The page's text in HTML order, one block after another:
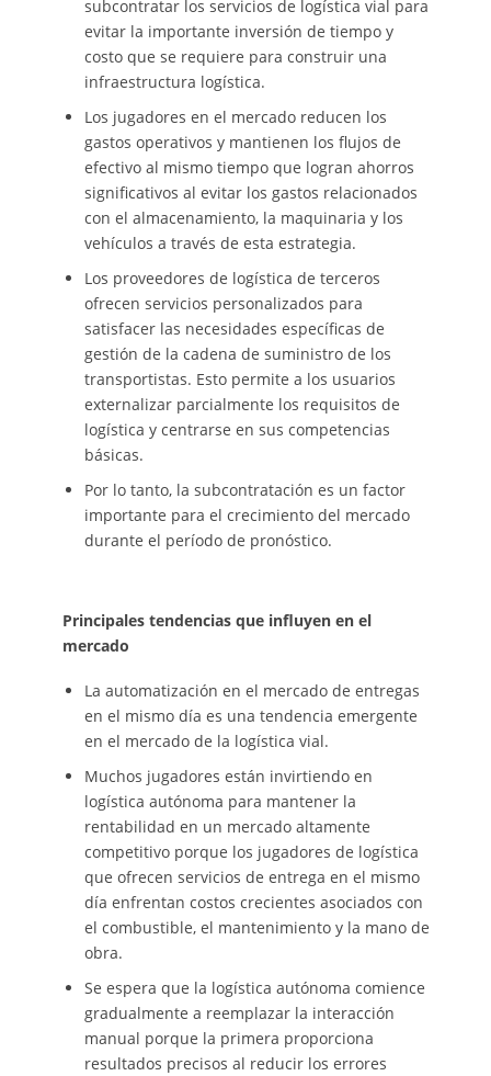
subcontratar los servicios de logística vial para
evitar la importante inversión de tiempo y
costo que se requiere para construir una
infraestructura logística.
Los jugadores en el mercado reducen los
gastos operativos y mantienen los flujos de
efectivo al mismo tiempo que logran ahorros
significativos al evitar los gastos relacionados
con el almacenamiento, la maquinaria y los
vehículos a través de esta estrategia.
Los proveedores de logística de terceros
ofrecen servicios personalizados para
satisfacer las necesidades específicas de
gestión de la cadena de suministro de los
transportistas. Esto permite a los usuarios
externalizar parcialmente los requisitos de
logística y centrarse en sus competencias
básicas.
Por lo tanto, la subcontratación es un factor
importante para el crecimiento del mercado
durante el período de pronóstico.
Principales tendencias que influyen en el
mercado
La automatización en el mercado de entregas
en el mismo día es una tendencia emergente
en el mercado de la logística vial.
Muchos jugadores están invirtiendo en
logística autónoma para mantener la
rentabilidad en un mercado altamente
competitivo porque los jugadores de logística
que ofrecen servicios de entrega en el mismo
día enfrentan costos crecientes asociados con
el combustible, el mantenimiento y la mano de
obra.
Se espera que la logística autónoma comience
gradualmente a reemplazar la interacción
manual porque la primera proporciona
resultados precisos al reducir los errores